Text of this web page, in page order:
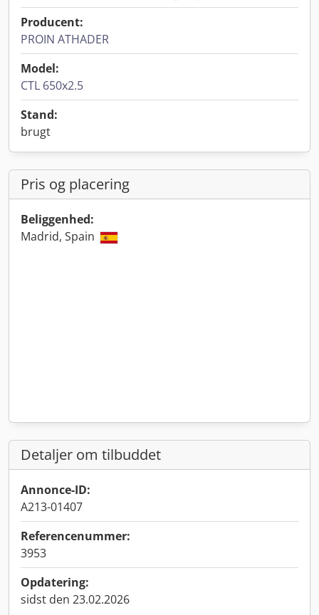
Producent:
PROIN ATHADER
Model:
CTL 650x2.5
Stand:
brugt
Pris og placering
Beliggenhed:
Madrid, Spain
Detaljer om tilbuddet
Annonce-ID:
A213-01407
Referencenummer:
3953
Opdatering:
sidst den 23.02.2026